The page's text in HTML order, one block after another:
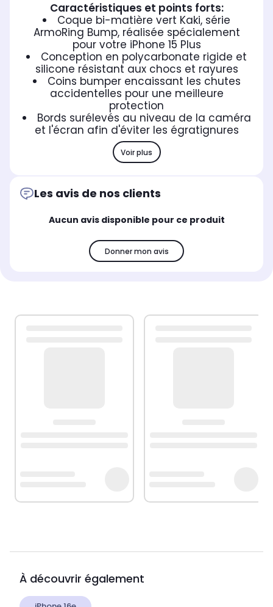
Caractéristiques et points forts:
Coque bi-matière vert Kaki, série
ArmoRing Bump, réalisée spécialement
pour votre iPhone 15 Plus
Conception en polycarbonate rigide et
silicone résistant aux chocs et rayures
Coins bumper encaissant les chutes
accidentelles pour une meilleure
protection
Bords surélevés au niveau de la caméra
et l'écran afin d'éviter les égratignures
Voir plus
Les avis de nos clients
Aucun avis disponible pour ce produit
Donner mon avis
À découvrir également